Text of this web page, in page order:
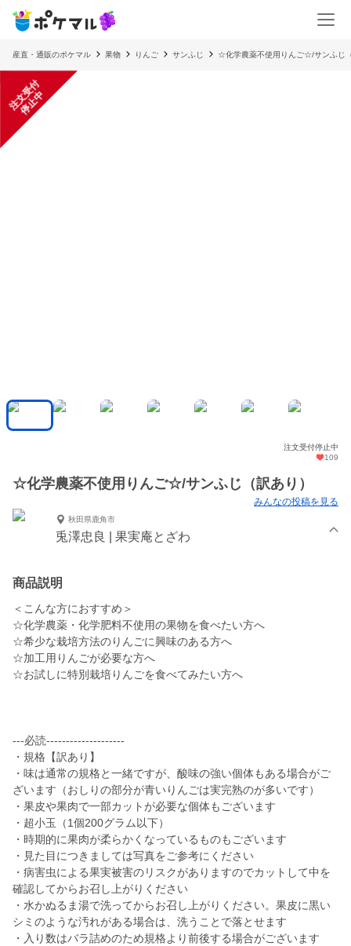
産直・通販のポケマル 果物 りんご サンふじ ☆化学農薬不使用りんご☆/サンふじ
注
文
受
付
停
止
中
注文受付停止中
109
☆化学農薬不使用りんご☆/サンふじ（訳あり）
みんなの投稿を見る
秋田県鹿角市
兎澤忠良 | 果実庵とざわ
商品説明
＜こんな方におすすめ＞
☆化学農薬・化学肥料不使用の果物を食べたい方へ
☆希少な栽培方法のりんごに興味のある方へ
☆加工用りんごが必要な方へ
☆お試しに特別栽培りんごを食べてみたい方へ
---必読--------------------
・規格【訳あり】
・味は通常の規格と一緒ですが、酸味の強い個体もある場合がご
ざいます（おしりの部分が青いりんごは実完熟のが多いです）
・果皮や果肉で一部カットが必要な個体もございます
・超小玉（1個200グラム以下）
・時期的に果肉が柔らかくなっているものもございます
・見た目につきましては写真をご参考にください
・病害虫による果実被害のリスクがありますのでカットして中を
確認してからお召し上がりください
・水かぬるま湯で洗ってからお召し上がりください。果皮に黒い
シミのような汚れがある場合は、洗うことで落とせます
・入り数はバラ詰めのため規格より前後する場合がございます